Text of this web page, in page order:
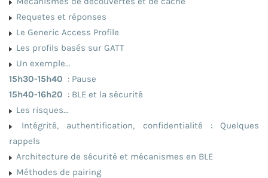
Requetes et réponses
Le Generic Access Profile
Les profils basés sur GATT
Un exemple...
15h30-15h40 : Pause
15h40-16h20 : BLE et la sécurité
Les risques...
Intégrité, authentification, confidentialité : Quelques
rappels
Architecture de sécurité et mécanismes en BLE
Méthodes de pairing